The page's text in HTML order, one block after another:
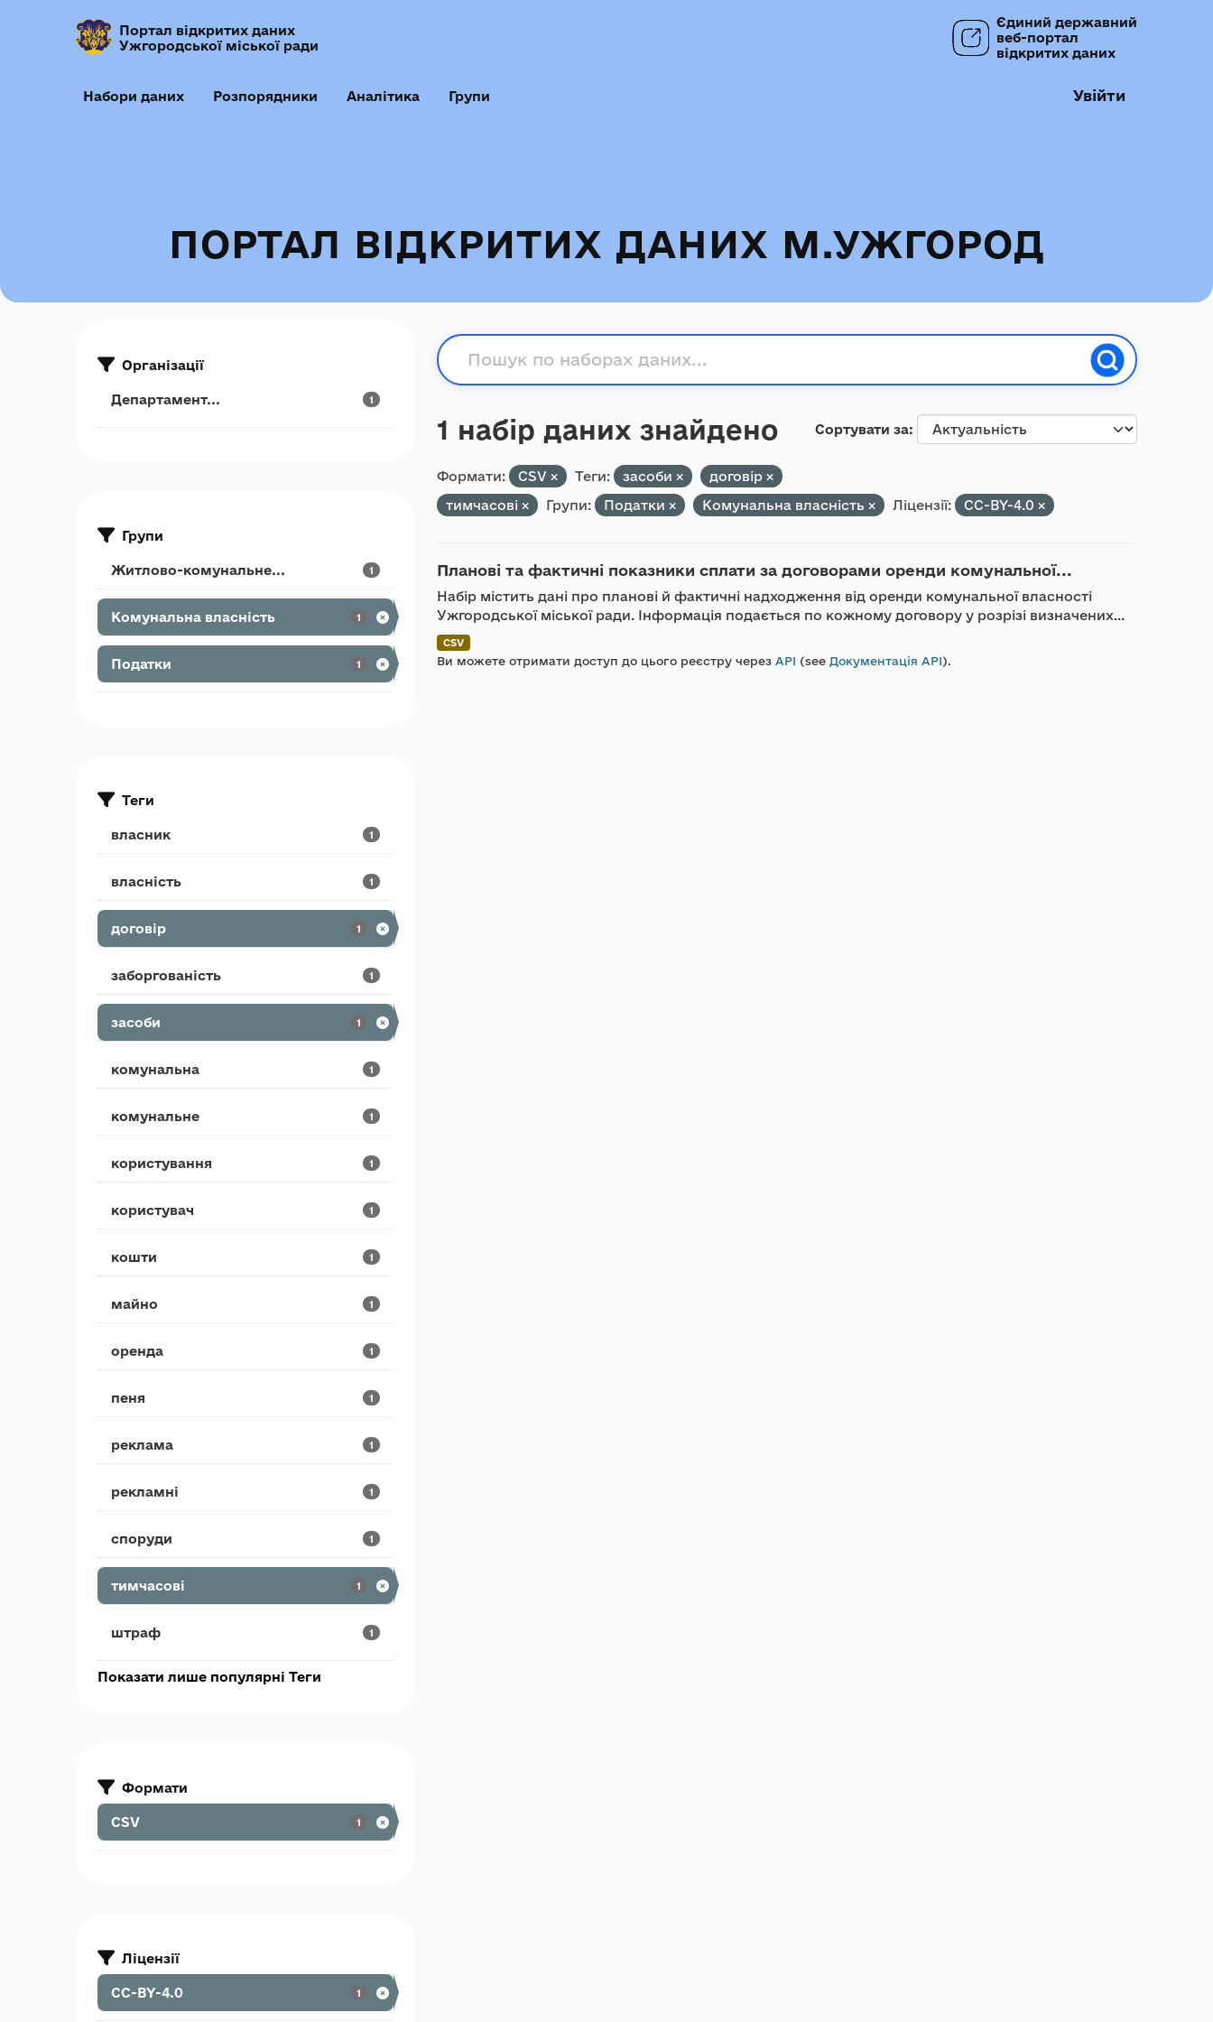
Портал відкритих даних
Ужгородської міської ради
Єдиний державний
веб-портал
відкритих даних
Набори даних Розпорядники Аналітика Групи Увійти
ПОРТАЛ ВІДКРИТИХ ДАНИХ М.УЖГОРОД
Організації
Департамент... 1
Групи
Житлово-комунальне... 1
Комунальна власність 1
Податки 1
Теги
власник 1
власність 1
договір 1
заборгованість 1
засоби 1
комунальна 1
комунальне 1
користування 1
користувач 1
кошти 1
майно 1
оренда 1
пеня 1
реклама 1
рекламні 1
споруди 1
тимчасові 1
штраф 1
Показати лише популярні Теги
Формати
CSV 1
Ліцензії
CC-BY-4.0 1
Сортувати за
1 набір даних знайдено
Формати: CSV Теги: засоби
договір
тимчасові
Групи: Податки Комунальна власність Ліцензії: CC-BY-4.0
Планові та фактичні показники сплати за договорами оренди комунальної...
Набір містить дані про планові й фактичні надходження від оренди комунальної власності
Ужгородської міської ради. Інформація подається по кожному договору у розрізі визначених...
CSV
Ви можете отримати доступ до цього реєстру через API (see Документація API).